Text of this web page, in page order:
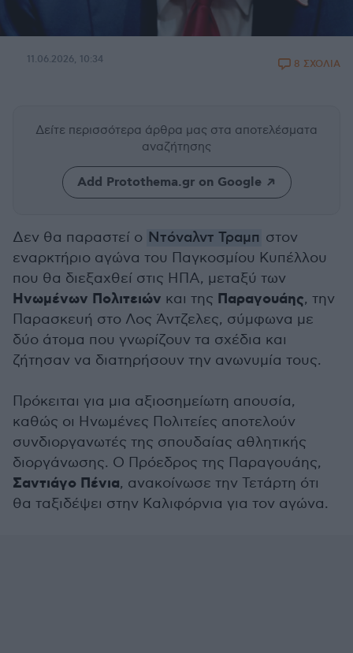
11.06.2026, 10:34 8 ΣΧΟΛΙΑ
Δείτε περισσότερα άρθρα μας στα αποτελέσματα
αναζήτησης
Add Protothema.gr on Google
Δεν θα παραστεί ο Ντόναλντ Τραμπ στον
εναρκτήριο αγώνα του Παγκοσμίου Κυπέλλου
που θα διεξαχθεί στις ΗΠΑ, μεταξύ των
Ηνωμένων Πολιτειών και της Παραγουάης, την
Παρασκευή στο Λος Άντζελες, σύμφωνα με
δύο άτομα που γνωρίζουν τα σχέδια και
ζήτησαν να διατηρήσουν την ανωνυμία τους.
Πρόκειται για μια αξιοσημείωτη απουσία,
καθώς οι Ηνωμένες Πολιτείες αποτελούν
συνδιοργανωτές της σπουδαίας αθλητικής
διοργάνωσης. Ο Πρόεδρος της Παραγουάης,
Σαντιάγο Πένια, ανακοίνωσε την Τετάρτη ότι
θα ταξιδέψει στην Καλιφόρνια για τον αγώνα.